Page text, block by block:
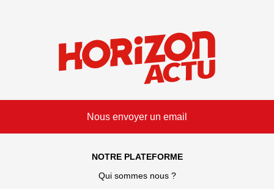
Nous envoyer un email
NOTRE PLATEFORME
Qui sommes nous ?